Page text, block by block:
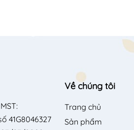
41G8046327
Về chúng tôi
Trang chủ
Sản phẩm